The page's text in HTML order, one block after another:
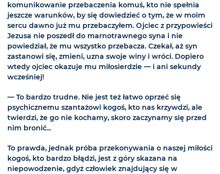
komunikowanie przebaczenia komuś, kto nie spełnia
jeszcze warunków, by się dowiedzieć o tym, że w moim
sercu dawno już mu przebaczyłem. Ojciec z przypowieści
Jezusa nie poszedł do marnotrawnego syna i nie
powiedział, że mu wszystko przebacza. Czekał, aż syn
zastanowi się, zmieni, uzna swoje winy i wróci. Dopiero
wtedy ojciec okazuje mu miłosierdzie — i ani sekundy
wcześniej!
— To bardzo trudne. Nie jest też łatwo oprzeć się
psychicznemu szantażowi kogoś, kto nas krzywdzi, ale
twierdzi, że go nie kochamy, skoro zaczynamy się przed
nim bronić...
To prawda, jednak próba przekonywania o naszej miłości
kogoś, kto bardzo błądzi, jest z góry skazana na
niepowodzenie, gdyż człowiek znajdujący się w